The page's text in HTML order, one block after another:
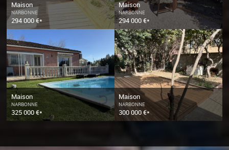
Maison
NARBONNE
294 000 €*
Maison
NARBONNE
294 000 €*
Maison
NARBONNE
325 000 €*
Maison
NARBONNE
300 000 €*